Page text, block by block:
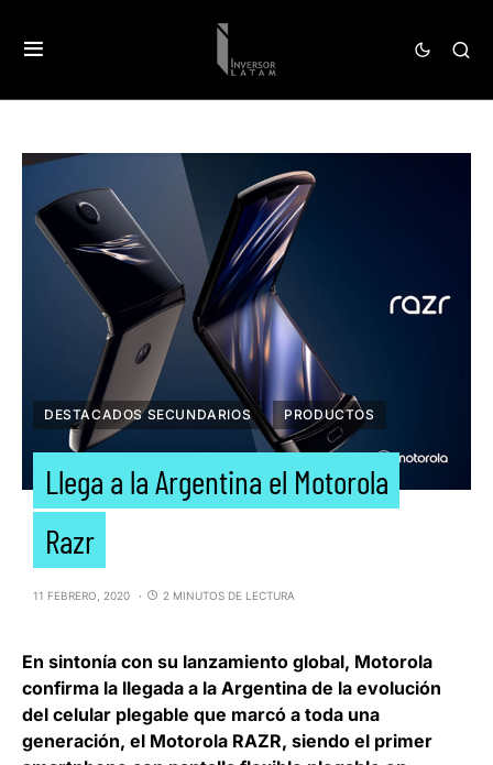
DESTACADOS SECUNDARIOS PRODUCTOS
Llega a la Argentina el Motorola
Razr
11 FEBRERO, 2020 2 MINUTOS DE LECTURA
En sintonía con su lanzamiento global, Motorola
confirma la llegada a la Argentina de la evolución
del celular plegable que marcó a toda una
generación, el Motorola RAZR, siendo el primer